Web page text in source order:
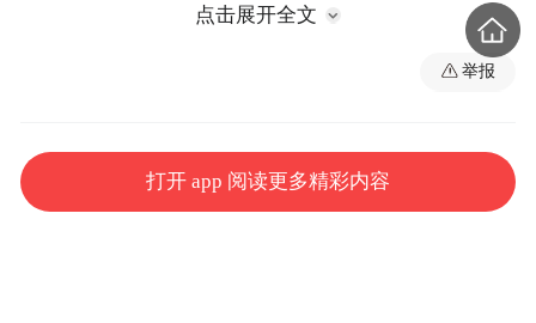
方向，把握好挑大梁的着力点，为全国发展
大局作出新的更大贡献。要扛稳保障国家粮
无旁贷地承担起这份职责，严守耕地红线，
稳定粮食产量。同时要通过高质量推进高标
点击展开全文
举报
打开 app 阅读更多精彩内容